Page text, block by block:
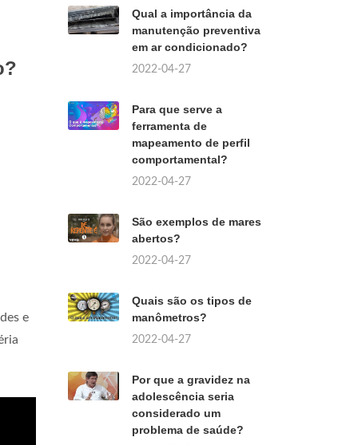
e
Qual a importância da
manutenção preventiva
em ar condicionado?
2022-04-27
Para que serve a
ferramenta de
mapeamento de perfil
comportamental?
2022-04-27
São exemplos de mares
abertos?
2022-04-27
Quais são os tipos de
manômetros?
2022-04-27
Por que a gravidez na
adolescência seria
considerado um
problema de saúde?